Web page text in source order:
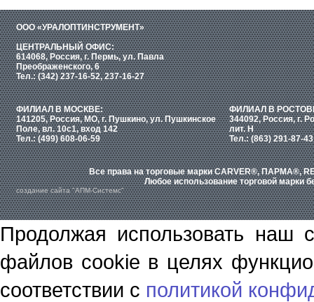
ООО «УРАЛОПТИНСТРУМЕНТ»
ЦЕНТРАЛЬНЫЙ ОФИС:
614068, Россия, г. Пермь, ул. Павла
Преображенского, 6
Тел.: (342) 237-16-52, 237-16-27
ФИЛИАЛ В МОСКВЕ:
141205, Россия, МО, г. Пушкино, ул. Пушкинское
Поле, вл. 10с1, вход 142
Тел.: (499) 608-06-59
ФИЛИАЛ В
344092, Россия, г.
лит. Н
Тел.: (863) 291-87-43
Все права на торговые марки CARVER®, ПАРМА®,
Любое использование торговой марки
создание сайта "АПМ-Системс"
Продолжая использовать наш
файлов cookie в целях
соответствии с политикой